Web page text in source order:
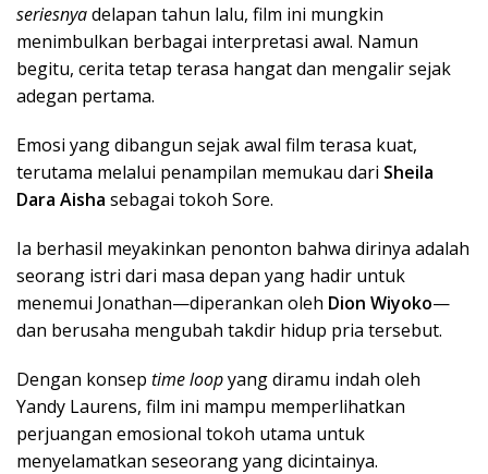
seriesnyadelapan tahun lalu, film ini mungkin
menimbulkan berbagai interpretasi awal. Namun
begitu, cerita tetap terasa hangat dan mengalir sejak
adegan pertama.
Emosi yang dibangun sejak awal film terasa kuat,
terutama melalui penampilan memukau dari Sheila
Dara Aisha sebagai tokoh Sore.
Ia berhasil meyakinkan penonton bahwa dirinya adalah
seorang istri dari masa depan yang hadir untuk
menemui Jonathan—diperankan oleh Dion Wiyoko—
dan berusaha mengubah takdir hidup pria tersebut.
Dengan konsep time loopyang diramu indah oleh
Yandy Laurens, film ini mampu memperlihatkan
perjuangan emosional tokoh utama untuk
menyelamatkan seseorang yang dicintainya.